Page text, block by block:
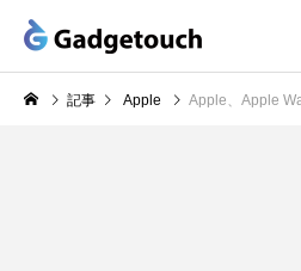
記事 Apple Apple、Apple